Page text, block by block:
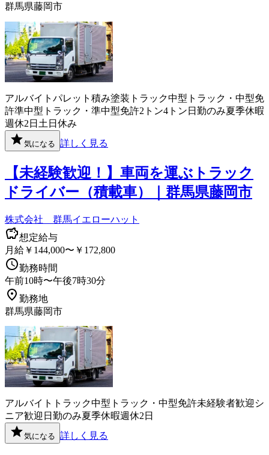
群馬県藤岡市
アルバイト パレット積み塗装 トラック中型トラック・中型免
許準中型トラック・準中型免許2トン4トン 日勤のみ夏季休暇
週休2日 土日休み
気になる 詳しく見る
【未経験歓迎！】車両を運ぶトラック
ドライバー（積載車）｜群馬県藤岡市
株式会社 群馬イエローハット
想定給与
月給￥144,000〜￥172,800
勤務時間
午前10時〜午後7時30分
勤務地
群馬県藤岡市
アルバイト トラック中型トラック・中型免許未経験者歓迎 シ
ニア歓迎 日勤のみ夏季休暇週休2日
気になる 詳しく見る